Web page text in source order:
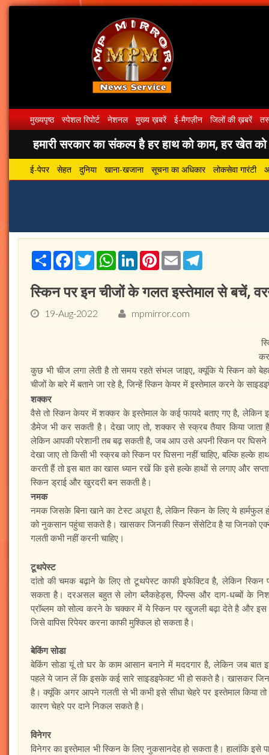
मुख्यपृष्ठ स्पेशल रिपोर्ट नेशनल मुख्य ख़बरें ई-मैगज़ीन जिलों की ख़बरें
हमारी सरकार का संकल्प है हर हाथ को काम, हर खेत को
ई-पेपर सेहत दुनिया खाना-खजाना सूचना का अधिकार लोकसेवा गारंटी
ShareFacebook
TwitterWhatsApp
LinkedInPinterest
Email
स्किन पर इन चीजों के गलत इस्‍तेमाल से बचें,
19-Aug-2022 mpmirror.com
कुछ भी चीज लगा लेती है तो समय रहते संभल जाइए, क्यूंकि ये स्किन को
चीजों के बारे में बताने जा रहे है, जिन्हें स्किन केयर में इस्तेमाल करने के
शक्कर
वैसे तो स्किन केयर में शक्कर के इस्तेमाल के कई फायदे बताए गए है, लेकिन
डैमेज भी कर सकती है। देखा जाए तो, शक्कर से स्क्रब तैयार किया जाता
लेकिन आपकी परेशानी तब बढ़ सकती है, जब आप उसे अपनी स्किन पर
देखा जाए तो किसी भी स्क्रब को स्किन पर घिसना नहीं चाहिए, बल्कि हल्के
करती हैं तो इस बात का खास ध्यान रखें कि इसे हल्के हाथों से लगाए और
स्किन ड्राई और खुरदरी बन सकती है।
नमक
नमक जिसके बिना खाने का टेस्ट अधूरा है, लेकिन स्किन के लिए ये
को नुकसान पहुंचा सकते है। खासकर जिनकी स्किन सेंसेटिव है या जिनको
गलती कभी नहीं करनी चाहिए।
टूथपेस्ट
दांतो की चमक बढ़ाने के लिए तो टूथपेस्ट काफी इफेक्टिव है, लेकिन स्किन
सकता है। दरअसल बहुत से लोग ब्लैकहेड्स, पिंप्ल्स और दाग-धब्बों के
प्रॉब्लम को सोल्व करने के चक्कर में ये स्किन पर खुजली बढ़ा देते है और
जिसे वापिस रिपेयर करना काफी मुश्किल हो सकता है।
बेकिंग सोडा
बेकिंग सोडा यूं तो घर के काम आसान बनाने में मददगार है, लेकिन जब
पहले ये जान लें कि इसके कई सारे साइडइफेक्ट भी हो सकते है। खासकर
है। क्यूंकि अगर आपने गलती से भी कभी इसे सीधा चेहरे पर इस्तेमाल किया
कारण चेहरे पर दाने निकल सकते है।
विनेगर
विनेगर का इस्तेमाल भी स्किन के लिए नुकसानदेह हो सकता है। हालांकि